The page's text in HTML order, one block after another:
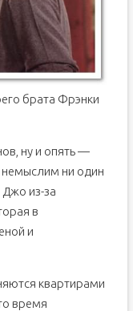
брата Фрэнки
ну и опять —
немыслим ни один
из-за
в
и
квартирами
время